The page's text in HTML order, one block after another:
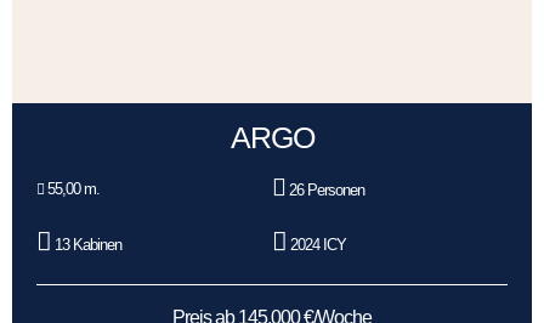
ARGO
55,00 m. 26 Personen
13 Kabinen 2024 ICY
Preis ab 145.000 €/Woche